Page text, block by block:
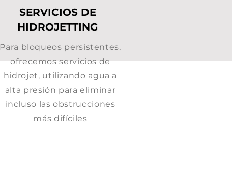
SERVICIOS DE
HIDROJETTING
Para bloqueos persistentes,
ofrecemos servicios de
hidrojet, utilizando agua a
alta presión para eliminar
incluso las obstrucciones
más difíciles